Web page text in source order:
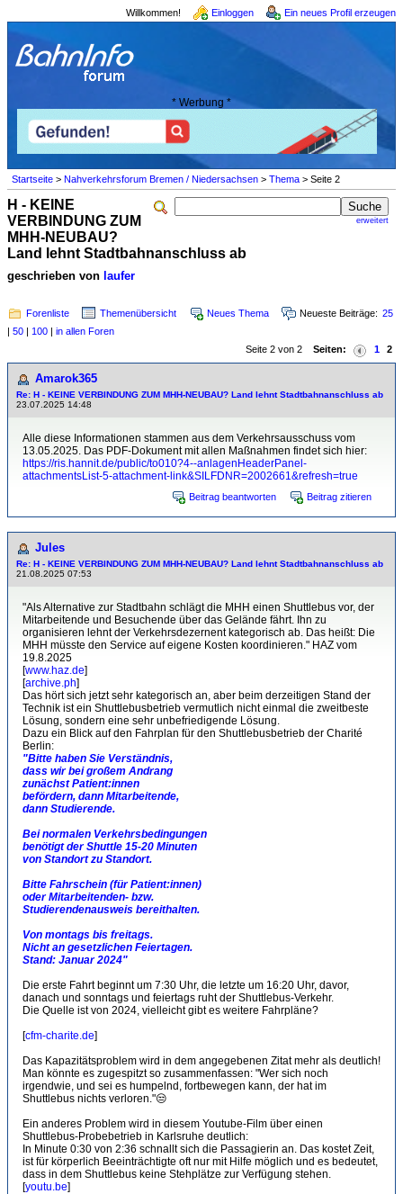
Willkommen! Einloggen Ein neues Profil erzeugen
* Werbung *
Startseite > Nahverkehrsforum Bremen / Niedersachsen > Thema > Seite 2
erweitert
H - KEINE
VERBINDUNG ZUM
MHH-NEUBAU?
Land lehnt Stadtbahnanschluss ab
geschrieben von laufer
Forenliste Themenübersicht Neues Thema Neueste Beiträge: 25
| 50 | 100 | in allen Foren
Seite 2 von 2 Seiten: 1 2
Amarok365
Re: H - KEINE VERBINDUNG ZUM MHH-NEUBAU? Land lehnt Stadtbahnanschluss ab
23.07.2025 14:48
Alle diese Informationen stammen aus dem Verkehrsausschuss vom
13.05.2025. Das PDF-Dokument mit allen Maßnahmen findet sich hier:
https://ris.hannit.de/public/to010?4--anlagenHeaderPanel-
attachmentsList-5-attachment-link&SILFDNR=2002661&refresh=true
Beitrag beantworten Beitrag zitieren
Jules
Re: H - KEINE VERBINDUNG ZUM MHH-NEUBAU? Land lehnt Stadtbahnanschluss ab
21.08.2025 07:53
"Als Alternative zur Stadtbahn schlägt die MHH einen Shuttlebus vor, der
Mitarbeitende und Besuchende über das Gelände fährt. Ihn zu
organisieren lehnt der Verkehrsdezernent kategorisch ab. Das heißt: Die
MHH müsste den Service auf eigene Kosten koordinieren." HAZ vom
19.8.2025
[www.haz.de]
[archive.ph]
Das hört sich jetzt sehr kategorisch an, aber beim derzeitigen Stand der
Technik ist ein Shuttlebusbetrieb vermutlich nicht einmal die zweitbeste
Lösung, sondern eine sehr unbefriedigende Lösung.
Dazu ein Blick auf den Fahrplan für den Shuttlebusbetrieb der Charité
Berlin:
"Bitte haben Sie Verständnis,
dass wir bei großem Andrang
zunächst Patient:innen
befördern, dann Mitarbeitende,
dann Studierende.
Bei normalen Verkehrsbedingungen
benötigt der Shuttle 15-20 Minuten
von Standort zu Standort.
Bitte Fahrschein (für Patient:innen)
oder Mitarbeitenden- bzw.
Studierendenausweis bereithalten.
Von montags bis freitags.
Nicht an gesetzlichen Feiertagen.
Stand: Januar 2024"
Die erste Fahrt beginnt um 7:30 Uhr, die letzte um 16:20 Uhr, davor,
danach und sonntags und feiertags ruht der Shuttlebus-Verkehr.
Die Quelle ist von 2024, vielleicht gibt es weitere Fahrpläne?
[cfm-charite.de]
Das Kapazitätsproblem wird in dem angegebenen Zitat mehr als deutlich!
Man könnte es zugespitzt so zusammenfassen: "Wer sich noch
irgendwie, und sei es humpelnd, fortbewegen kann, der hat im
Shuttlebus nichts verloren."😒
Ein anderes Problem wird in diesem Youtube-Film über einen
Shuttlebus-Probebetrieb in Karlsruhe deutlich:
In Minute 0:30 von 2:36 schnallt sich die Passagierin an. Das kostet Zeit,
ist für körperlich Beeinträchtigte oft nur mit Hilfe möglich und es bedeutet,
dass in dem Shuttlebus keine Stehplätze zur Verfügung stehen.
[youtu.be]